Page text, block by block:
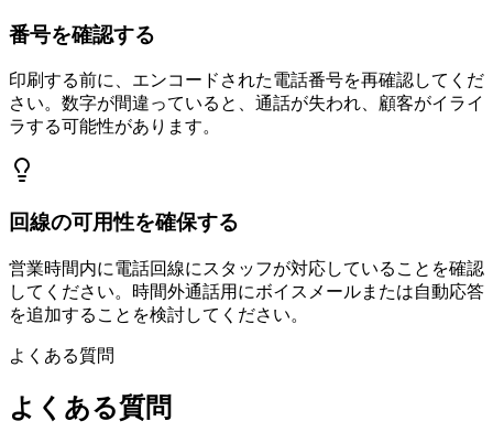
番号を確認する
印刷する前に、エンコードされた電話番号を再確認してくだ
さい。数字が間違っていると、通話が失われ、顧客がイライ
ラする可能性があります。
回線の可用性を確保する
営業時間内に電話回線にスタッフが対応していることを確認
してください。時間外通話用にボイスメールまたは自動応答
を追加することを検討してください。
よくある質問
よくある質問